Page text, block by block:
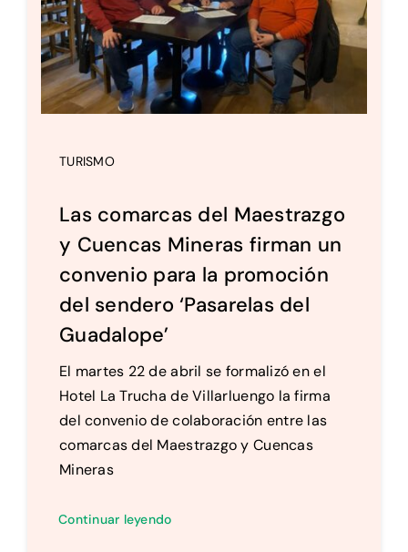
TURISMO
Las comarcas del Maestrazgo
y Cuencas Mineras firman un
convenio para la promoción
del sendero ‘Pasarelas del
Guadalope’
El martes 22 de abril se formalizó en el
Hotel La Trucha de Villarluengo la firma
del convenio de colaboración entre las
comarcas del Maestrazgo y Cuencas
Mineras
Continuar leyendo